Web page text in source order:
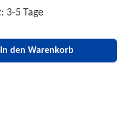
3-5 Tage
gewünschten Wert
In den Warenkorb